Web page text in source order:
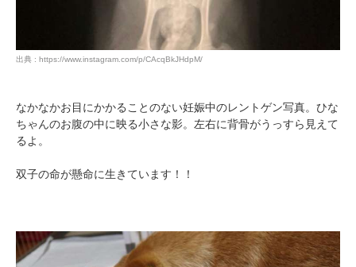
出典 : https://www.instagram.com/p/CAcqBkJHdpM/
なかなかお目にかかることのない妊娠中のレントゲン写真。ひな
ちゃんのお腹の中に映る小さな影。左右に背骨がうっすら見えて
るよ。
双子の命が懸命に生きています！！